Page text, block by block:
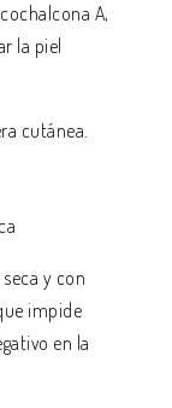
A,
la piel
cutánea.
y con
impide
en la